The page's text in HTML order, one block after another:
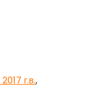
г.в.,